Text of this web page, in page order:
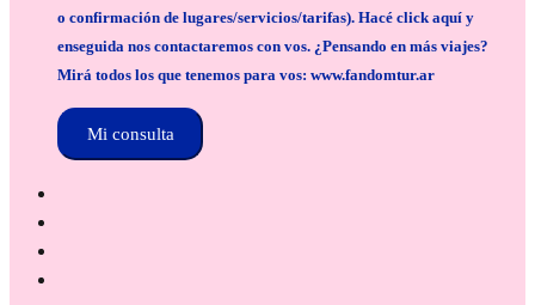
o confirmación de lugares/servicios/tarifas). Hacé click aquí y
enseguida nos contactaremos con vos. ¿Pensando en más viajes?
Mirá todos los que tenemos para vos: www.fandomtur.ar